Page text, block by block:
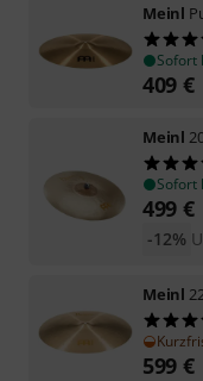
Meinl
Sofort
409 €
Meinl
Sofort
499 €
-12%
Meinl
599 €